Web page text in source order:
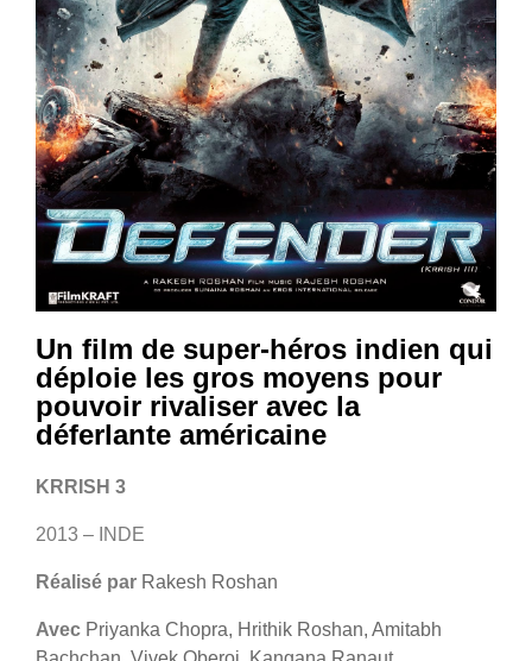
Un film de super-héros indien qui
déploie les gros moyens pour
pouvoir rivaliser avec la
déferlante américaine
KRRISH 3
2013 – INDE
Réalisé par Rakesh Roshan
Avec Priyanka Chopra, Hrithik Roshan, Amitabh